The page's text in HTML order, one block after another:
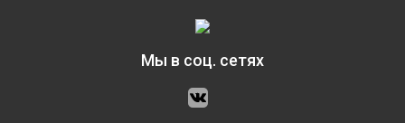
Мы в соц. сетях